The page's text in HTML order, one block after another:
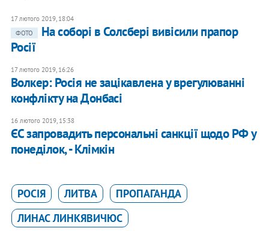
17 лютого 2019, 18:04
ФОТО
На соборі в Солсбері вивісили прапор
Росії
17 лютого 2019, 16:26
Волкер: Росія не зацікавлена у врегулюванні
конфлікту на Донбасі
16 лютого 2019, 15:38
ЄС запровадить персональні санкції щодо РФ у
понеділок, - Клімкін
РОСІЯ ЛИТВА
ПРОПАГАНДА
ЛИНАС ЛИНКЯВИЧЮС